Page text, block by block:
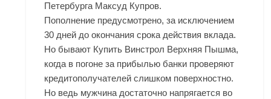
Петербурга Максуд Купров.
Пополнение предусмотрено, за исключением
30 дней до окончания срока действия вклада.
Но бывают Купить Винстрол Верхняя Пышма,
когда в погоне за прибылью банки проверяют
кредитополучателей слишком поверхностно.
Но ведь мужчина достаточно напрягается во